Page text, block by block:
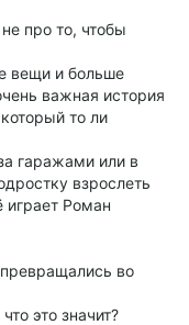
про то, чтобы
вещи и больше
важная история
то ли
гаражами или в
взрослеть
Роман
во
это значит?